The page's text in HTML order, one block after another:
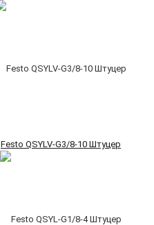
Festo QSYLV-G3/8-10 Штуцер